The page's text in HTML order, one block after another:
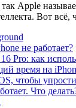
Apple
Вот всё,
не работает?
Pro: как
время на
чтобы
Что